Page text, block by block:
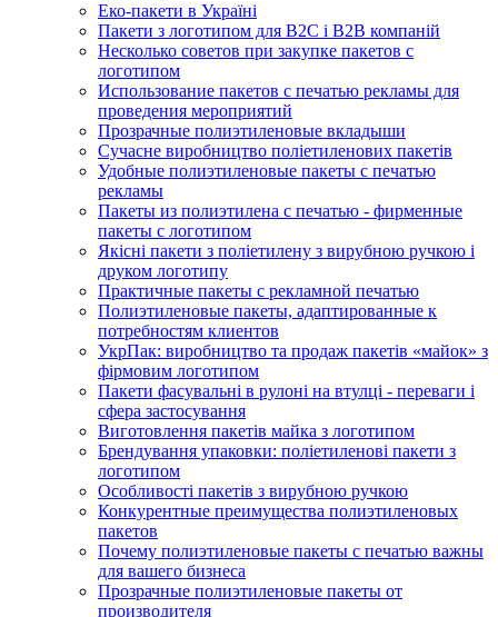
Еко-пакети в Україні
Пакети з логотипом для B2C і B2B компаній
Несколько советов при закупке пакетов с
логотипом
Использование пакетов с печатью рекламы для
проведения мероприятий
Прозрачные полиэтиленовые вкладыши
Сучасне виробництво поліетиленових пакетів
Удобные полиэтиленовые пакеты с печатью
рекламы
Пакеты из полиэтилена с печатью - фирменные
пакеты с логотипом
Якісні пакети з поліетилену з вирубною ручкою і
друком логотипу
Практичные пакеты с рекламной печатью
Полиэтиленовые пакеты, адаптированные к
потребностям клиентов
УкрПак: виробництво та продаж пакетів «майок» з
фірмовим логотипом
Пакети фасувальні в рулоні на втулці - переваги і
сфера застосування
Виготовлення пакетів майка з логотипом
Брендування упаковки: поліетиленові пакети з
логотипом
Особливості пакетів з вирубною ручкою
Конкурентные преимущества полиэтиленовых
пакетов
Почему полиэтиленовые пакеты с печатью важны
для вашего бизнеса
Прозрачные полиэтиленовые пакеты от
производителя